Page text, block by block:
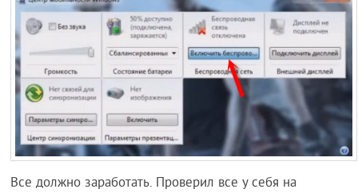
Все должно заработать. Проверил все у себя на